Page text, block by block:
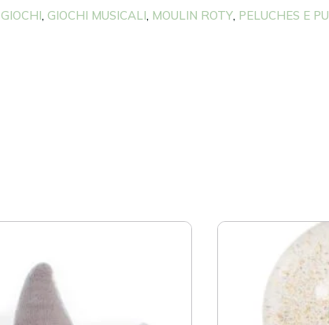
GIOCHI, GIOCHI MUSICALI, MOULIN ROTY, PELUCHES E